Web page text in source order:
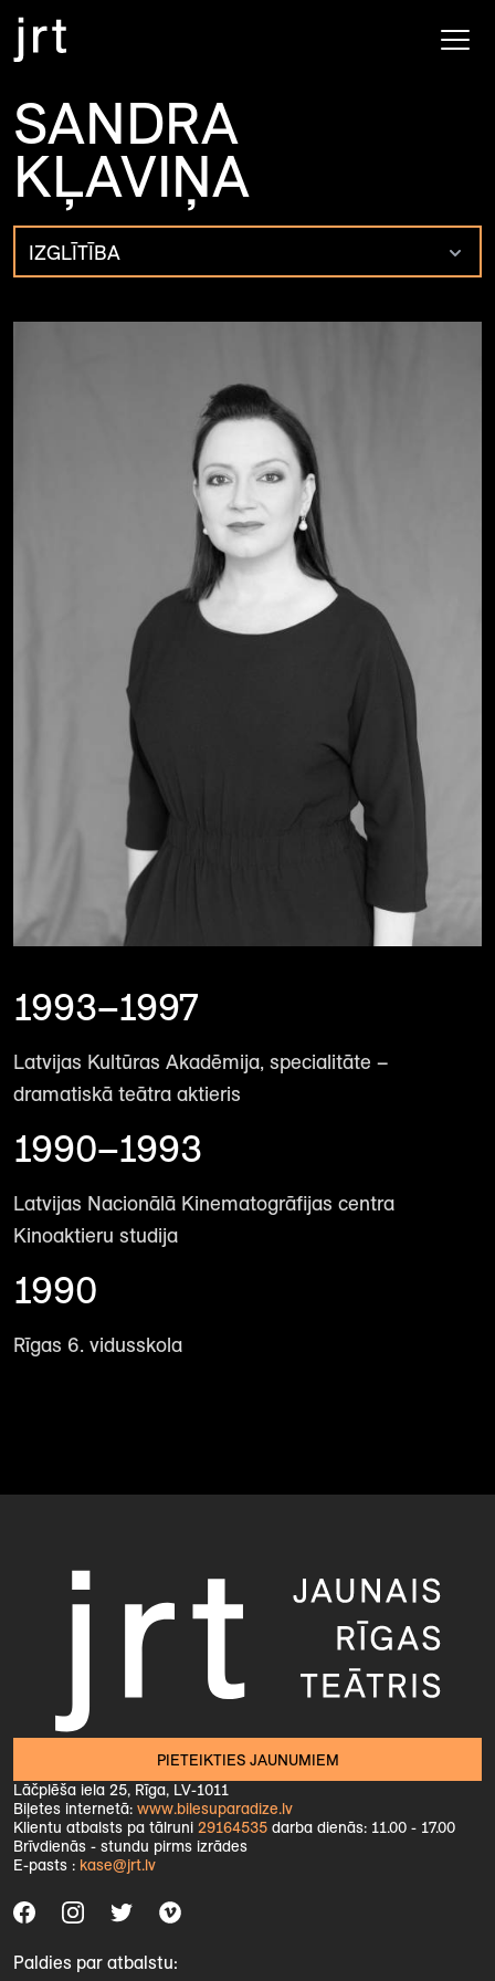
SANDRA
KĻAVIŅA
IZGLĪTĪBA
1993–1997
Latvijas Kultūras Akadēmija, specialitāte –
dramatiskā teātra aktieris
1990–1993
Latvijas Nacionālā Kinematogrāfijas centra
Kinoaktieru studija
1990
Rīgas 6. vidusskola
PIETEIKTIES JAUNUMIEM
Lāčplēša iela 25, Rīga, LV-1011
Biļetes internetā: www.bilesuparadize.lv
Klientu atbalsts pa tālruni 29164535 darba dienās: 11.00 - 17.00
Brīvdienās - stundu pirms izrādes
E-pasts : kase@jrt.lv
Paldies par atbalstu: